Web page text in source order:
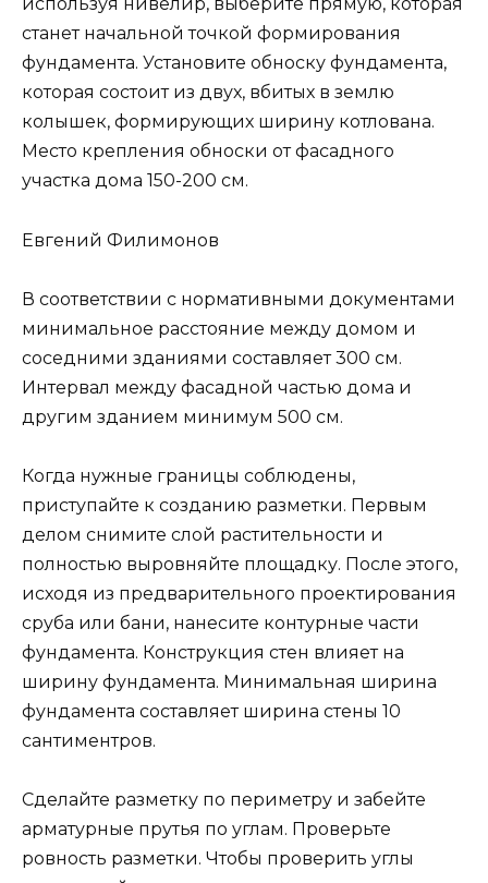
используя нивелир, выберите прямую, которая
станет начальной точкой формирования
фундамента. Установите обноску фундамента,
которая состоит из двух, вбитых в землю
колышек, формирующих ширину котлована.
Место крепления обноски от фасадного
участка дома 150-200 см.
Евгений Филимонов
В соответствии с нормативными документами
минимальное расстояние между домом и
соседними зданиями составляет 300 см.
Интервал между фасадной частью дома и
другим зданием минимум 500 см.
Когда нужные границы соблюдены,
приступайте к созданию разметки. Первым
делом снимите слой растительности и
полностью выровняйте площадку. После этого,
исходя из предварительного проектирования
сруба или бани, нанесите контурные части
фундамента. Конструкция стен влияет на
ширину фундамента. Минимальная ширина
фундамента составляет ширина стены 10
сантиментров.
Сделайте разметку по периметру и забейте
арматурные прутья по углам. Проверьте
ровность разметки. Чтобы проверить углы